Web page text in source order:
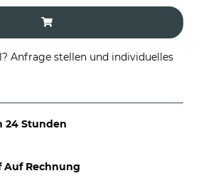
Anfrage stellen und individuelles
24 Stunden
Auf Rechnung